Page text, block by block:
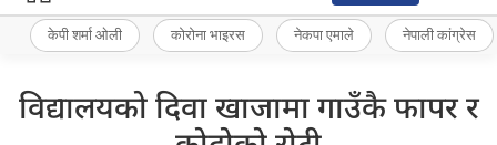
केपी शर्मा ओली कोरोना भाइरस नेकपा एमाले नेपाली कांग्रेस
विद्यालयको दिवा खाजामा गाउँकै फापर र